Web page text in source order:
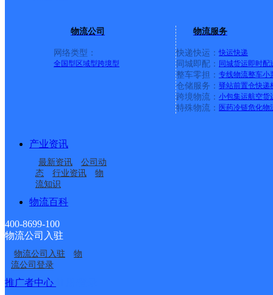
物流公司
网络类型：
全国型 区域型跨境型
物流服务
快递快运： 快运快递
同城即配： 同城货运即时配
整车零担： 专线物流整车小
仓储服务： 驿站前置仓快递
跨境物流： 小包集运航空货
特殊物流： 医药冷链危化物
产业资讯
最新资讯
公司动
态
行业资讯
物
流知识
物流百科
400-8699-100
物流公司入驻
物流公司入驻
物
流公司登录
推广者中心
中国邮政集团有限公司新疆维吾尔自治区叶城县
泰安宁阳县营业部
泰安宁阳县磁窑镇营业
部
中国邮政集团有限公司
山东省宁阳县蒋集邮电
支局
中国邮政集团有限公司
山东省宁阳县乡饮邮电
支局
中国邮政集团有限公司
山东省宁阳县白马邮电
中国邮政集团有限公司
接口API